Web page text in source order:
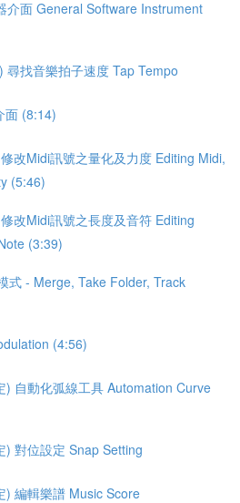
介面 General Software Instrument
尋找音樂拍子速度 Tap Tempo
面 (8:14)
改Midi訊號之量化及力度 Editing Midi,
(5:46)
改Midi訊號之長度及音符 Editing
(3:39)
式 - Merge, Take Folder, Track
(4:56)
) 自動化弧線工具 Automation Curve
) 對位設定 Snap Setting
) 編輯樂譜 Music Score